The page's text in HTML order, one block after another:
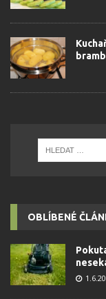
OBLÍBENÉ